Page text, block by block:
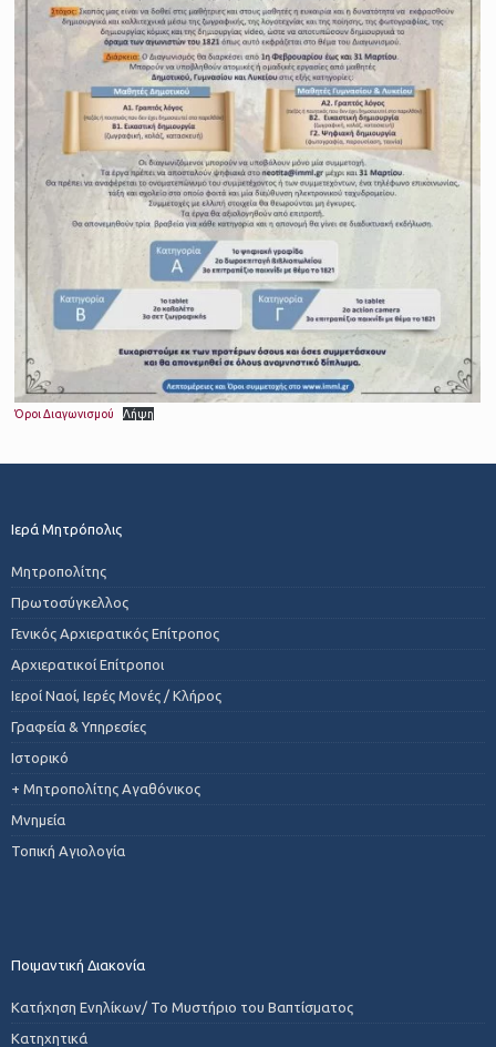
Όροι Διαγωνισμού Λήψη
Ιερά Μητρόπολις
Μητροπολίτης
Πρωτοσύγκελλος
Γενικός Αρχιερατικός Επίτροπος
Αρχιερατικοί Επίτροποι
Ιεροί Ναοί, Ιερές Μονές / Κλήρος
Γραφεία & Υπηρεσίες
Ιστορικό
+ Μητροπολίτης Αγαθόνικος
Μνημεία
Τοπική Αγιολογία
Ποιμαντική Διακονία
Κατήχηση Ενηλίκων/ Το Μυστήριο του Βαπτίσματος
Κατηχητικά